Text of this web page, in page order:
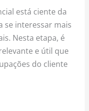
está ciente da
se interessar mais
Nesta etapa, é
e útil que
do cliente